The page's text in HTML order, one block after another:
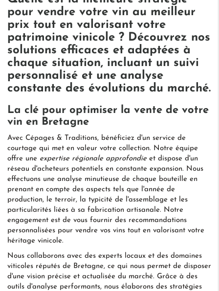
pour vendre votre vin au meilleur
prix tout en valorisant votre
patrimoine vinicole ? Découvrez nos
solutions efficaces et adaptées à
chaque situation, incluant un suivi
personnalisé et une analyse
constante des évolutions du marché.
La clé pour optimiser la vente de votre
vin en Bretagne
Avec Cépages & Traditions, bénéficiez d'un service de
courtage qui met en valeur votre collection. Notre équipe
offre une expertise régionale approfondieet dispose d'un
réseau d'acheteurs potentiels en constante expansion. Nous
effectuons une analyse minutieuse de chaque bouteille en
prenant en compte des aspects tels que l'année de
production, le terroir, la typicité de l'assemblage et les
particularités liées à sa fabrication artisanale. Notre
engagement est de vous fournir des recommandations
personnalisées pour vendre vos vins tout en valorisant votre
héritage vinicole.
Nous collaborons avec des experts locaux et des domaines
viticoles réputés de Bretagne, ce qui nous permet de disposer
d'une vision précise et actualisée du marché. Grâce à des
outils d'analyse performants, nous élaborons des stratégies